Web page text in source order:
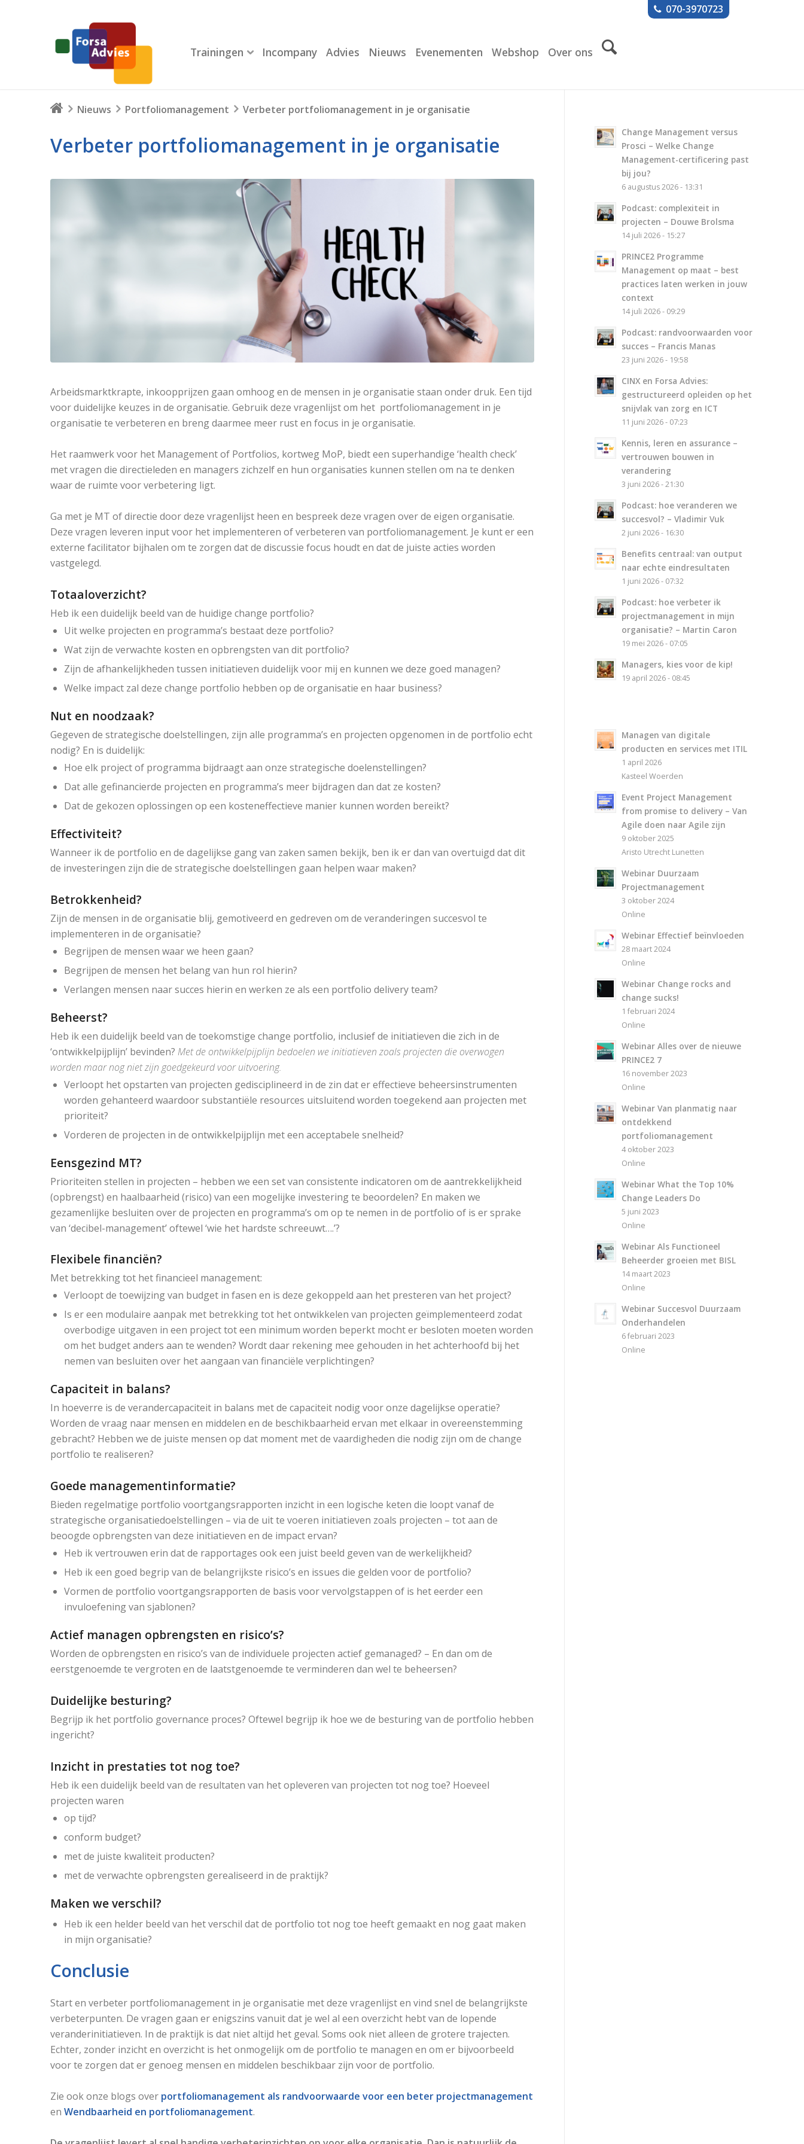
070-3970723
Trainingen Incompany Advies Nieuws Evenementen Webshop Over ons
Nieuws Portfoliomanagement Verbeter portfoliomanagement in je organisatie
Verbeter portfoliomanagement in je organisatie
Arbeidsmarktkrapte, inkoopprijzen gaan omhoog en de mensen in je organisatie staan onder druk. Een tijd
voor duidelijke keuzes in de organisatie. Gebruik deze vragenlijst om het portfoliomanagement in je
organisatie te verbeteren en breng daarmee meer rust en focus in je organisatie.
Het raamwerk voor het Management of Portfolios, kortweg MoP, biedt een superhandige ‘health check’
met vragen die directieleden en managers zichzelf en hun organisaties kunnen stellen om na te denken
waar de ruimte voor verbetering ligt.
Ga met je MT of directie door deze vragenlijst heen en bespreek deze vragen over de eigen organisatie.
Deze vragen leveren input voor het implementeren of verbeteren van portfoliomanagement. Je kunt er een
externe facilitator bijhalen om te zorgen dat de discussie focus houdt en dat de juiste acties worden
vastgelegd.
Totaaloverzicht?
Heb ik een duidelijk beeld van de huidige change portfolio?
Uit welke projecten en programma’s bestaat deze portfolio?
Wat zijn de verwachte kosten en opbrengsten van dit portfolio?
Zijn de afhankelijkheden tussen initiatieven duidelijk voor mij en kunnen we deze goed managen?
Welke impact zal deze change portfolio hebben op de organisatie en haar business?
Nut en noodzaak?
Gegeven de strategische doelstellingen, zijn alle programma’s en projecten opgenomen in de portfolio echt
nodig? En is duidelijk:
Hoe elk project of programma bijdraagt aan onze strategische doelenstellingen?
Dat alle gefinancierde projecten en programma’s meer bijdragen dan dat ze kosten?
Dat de gekozen oplossingen op een kosteneffectieve manier kunnen worden bereikt?
Effectiviteit?
Wanneer ik de portfolio en de dagelijkse gang van zaken samen bekijk, ben ik er dan van overtuigd dat dit
de investeringen zijn die de strategische doelstellingen gaan helpen waar maken?
Betrokkenheid?
Zijn de mensen in de organisatie blij, gemotiveerd en gedreven om de veranderingen succesvol te
implementeren in de organisatie?
Begrijpen de mensen waar we heen gaan?
Begrijpen de mensen het belang van hun rol hierin?
Verlangen mensen naar succes hierin en werken ze als een portfolio delivery team?
Beheerst?
Heb ik een duidelijk beeld van de toekomstige change portfolio, inclusief de initiatieven die zich in de
‘ontwikkelpijplijn’ bevinden? Met de ontwikkelpijplijn bedoelen we initiatieven zoals projecten die overwogen
worden maar nog niet zijn goedgekeurd voor uitvoering.
Verloopt het opstarten van projecten gedisciplineerd in de zin dat er effectieve beheersinstrumenten
worden gehanteerd waardoor substantiële resources uitsluitend worden toegekend aan projecten met
prioriteit?
Vorderen de projecten in de ontwikkelpijplijn met een acceptabele snelheid?
Eensgezind MT?
Prioriteiten stellen in projecten – hebben we een set van consistente indicatoren om de aantrekkelijkheid
(opbrengst) en haalbaarheid (risico) van een mogelijke investering te beoordelen? En maken we
gezamenlijke besluiten over de projecten en programma’s om op te nemen in de portfolio of is er sprake
van ‘decibel-management’ oftewel ‘wie het hardste schreeuwt….’?
Flexibele financiën?
Met betrekking tot het financieel management:
Verloopt de toewijzing van budget in fasen en is deze gekoppeld aan het presteren van het project?
Is er een modulaire aanpak met betrekking tot het ontwikkelen van projecten geïmplementeerd zodat
overbodige uitgaven in een project tot een minimum worden beperkt mocht er besloten moeten worden
om het budget anders aan te wenden? Wordt daar rekening mee gehouden in het achterhoofd bij het
nemen van besluiten over het aangaan van financiële verplichtingen?
Capaciteit in balans?
In hoeverre is de verandercapaciteit in balans met de capaciteit nodig voor onze dagelijkse operatie?
Worden de vraag naar mensen en middelen en de beschikbaarheid ervan met elkaar in overeenstemming
gebracht? Hebben we de juiste mensen op dat moment met de vaardigheden die nodig zijn om de change
portfolio te realiseren?
Goede managementinformatie?
Bieden regelmatige portfolio voortgangsrapporten inzicht in een logische keten die loopt vanaf de
strategische organisatiedoelstellingen – via de uit te voeren initiatieven zoals projecten – tot aan de
beoogde opbrengsten van deze initiatieven en de impact ervan?
Heb ik vertrouwen erin dat de rapportages ook een juist beeld geven van de werkelijkheid?
Heb ik een goed begrip van de belangrijkste risico’s en issues die gelden voor de portfolio?
Vormen de portfolio voortgangsrapporten de basis voor vervolgstappen of is het eerder een
invuloefening van sjablonen?
Actief managen opbrengsten en risico’s?
Worden de opbrengsten en risico’s van de individuele projecten actief gemanaged? – En dan om de
eerstgenoemde te vergroten en de laatstgenoemde te verminderen dan wel te beheersen?
Duidelijke besturing?
Begrijp ik het portfolio governance proces? Oftewel begrijp ik hoe we de besturing van de portfolio hebben
ingericht?
Inzicht in prestaties tot nog toe?
Heb ik een duidelijk beeld van de resultaten van het opleveren van projecten tot nog toe? Hoeveel
projecten waren
op tijd?
conform budget?
met de juiste kwaliteit producten?
met de verwachte opbrengsten gerealiseerd in de praktijk?
Maken we verschil?
Heb ik een helder beeld van het verschil dat de portfolio tot nog toe heeft gemaakt en nog gaat maken
in mijn organisatie?
Conclusie
Start en verbeter portfoliomanagement in je organisatie met deze vragenlijst en vind snel de belangrijkste
verbeterpunten. De vragen gaan er enigszins vanuit dat je wel al een overzicht hebt van de lopende
veranderinitiatieven. In de praktijk is dat niet altijd het geval. Soms ook niet alleen de grotere trajecten.
Echter, zonder inzicht en overzicht is het onmogelijk om de portfolio te managen en om er bijvoorbeeld
voor te zorgen dat er genoeg mensen en middelen beschikbaar zijn voor de portfolio.
Zie ook onze blogs over portfoliomanagement als randvoorwaarde voor een beter projectmanagement
en Wendbaarheid en portfoliomanagement.
Change Management versus
Prosci – Welke Change
Management-certificering past
bij jou?
6 augustus 2026 - 13:31
Podcast: complexiteit in
projecten – Douwe Brolsma
14 juli 2026 - 15:27
PRINCE2 Programme
Management op maat – best
practices laten werken in jouw
context
14 juli 2026 - 09:29
Podcast: randvoorwaarden voor
succes – Francis Manas
23 juni 2026 - 19:58
CINX en Forsa Advies:
gestructureerd opleiden op het
snijvlak van zorg en ICT
11 juni 2026 - 07:23
Kennis, leren en assurance –
vertrouwen bouwen in
verandering
3 juni 2026 - 21:30
Podcast: hoe veranderen we
succesvol? – Vladimir Vuk
2 juni 2026 - 16:30
Benefits centraal: van output
naar echte eindresultaten
1 juni 2026 - 07:32
Podcast: hoe verbeter ik
projectmanagement in mijn
organisatie? – Martin Caron
19 mei 2026 - 07:05
Managers, kies voor de kip!
19 april 2026 - 08:45
Managen van digitale
producten en services met ITIL
1 april 2026
Kasteel Woerden
Event Project Management
from promise to delivery – Van
Agile doen naar Agile zijn
9 oktober 2025
Aristo Utrecht Lunetten
Webinar Duurzaam
Projectmanagement
3 oktober 2024
Online
Webinar Effectief beïnvloeden
28 maart 2024
Online
Webinar Change rocks and
change sucks!
1 februari 2024
Online
Webinar Alles over de nieuwe
PRINCE2 7
16 november 2023
Online
Webinar Van planmatig naar
ontdekkend
portfoliomanagement
4 oktober 2023
Online
Webinar What the Top 10%
Change Leaders Do
5 juni 2023
Online
Webinar Als Functioneel
Beheerder groeien met BISL
14 maart 2023
Online
Webinar Succesvol Duurzaam
Onderhandelen
6 februari 2023
Online